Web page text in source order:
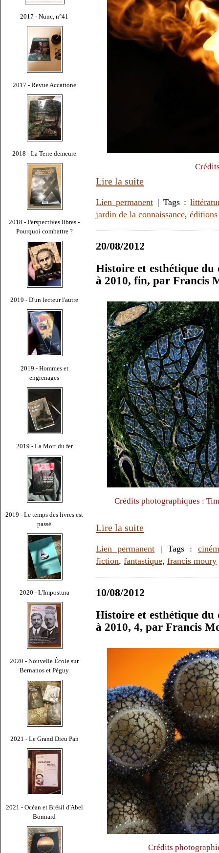
2017 - Nunc, n°41
2017 - Revue Accattone
2018 - La Terre demeure
2018 - Perspectives libres -
Pourquoi combattre ?
2019 - D'un lecteur l'autre
2019 - Hommes et
engrenages
2019 - La Mort du fer
2019 - Le temps des livres est
passé
2020 - L'Impostura
2020 - Nouvelle École sur
Bernanos et Péguy
2021 - Le Grand Dieu Pan
2021 - Océan et Brésil d'Abel
Bonnard
Lire la suite
Lien permanent | Tags :
jardin de la connaissance,
20/08/2012
Histoire et esthétique du
à 2010, fin, par Francis
Crédits photographiques :
Lire la suite
Lien permanent | Tags :
fiction, fantastique, francis moury
10/08/2012
Histoire et esthétique du
à 2010, 4, par Francis
Crédits